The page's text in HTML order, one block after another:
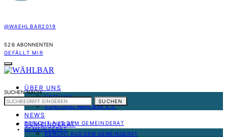
@WAEHLBAR2019
526 ABONNENTEN
GEFÄLLT MIR
ÜBER UNS
ÜBER UNS
VORSTAND WÄHLBAR E.V.
NEWS
GEMEINDERAT
BERICHT AUS DEM GEMEINDERAT
SUCHEN NACH:
SUCHEN
BERICHT AUS DEM GEMEINDERAT
GEMEINDERAT